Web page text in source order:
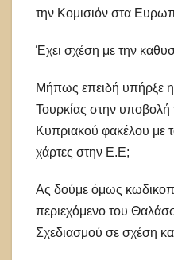
την Κομισιόν στα
Έχει σχέση με την
Μήπως επειδή υπήρξε
Τουρκίας στην υποβολή
Κυπριακού φακέλου με
χάρτες στην Ε.Ε;
Ας δούμε όμως
περιεχόμενο του
Σχεδιασμού σε σχέση